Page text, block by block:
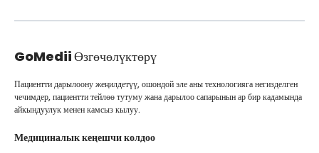
GoMediiӨзгөчөлүктөрү
Пациентти дарылоону жеңилдетүү, ошондой эле аны технологияга негизделген
чечимдер, пациентти тейлөө тутуму жана дарылоо сапарынын ар бир кадамында
айкындуулук менен камсыз кылуу.
Медициналык кеңешчи колдоо